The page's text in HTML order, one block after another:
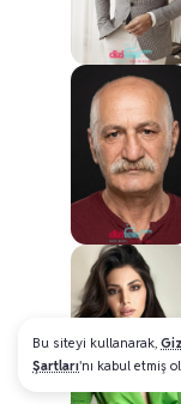
Bu siteyi kullanarak,
Şartları'nı kabul etmiş